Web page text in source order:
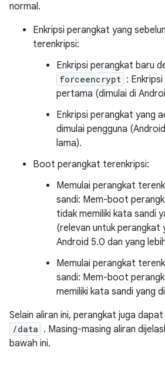
normal.
Enkripsi perangkat yang
terenkripsi:
Enkripsi perangkat baru
forceencrypt :
pertama (dimulai di
Enkripsi perangkat yang
dimulai pengguna
lama).
Boot perangkat terenkripsi:
Memulai perangkat
sandi: Mem-boot
tidak memiliki kata sandi
(relevan untuk perangkat
Android 5.0 dan yang
Memulai perangkat
sandi: Mem-boot
memiliki kata sandi yang
Selain aliran ini, perangkat juga
/data . Masing-masing aliran
bawah ini.